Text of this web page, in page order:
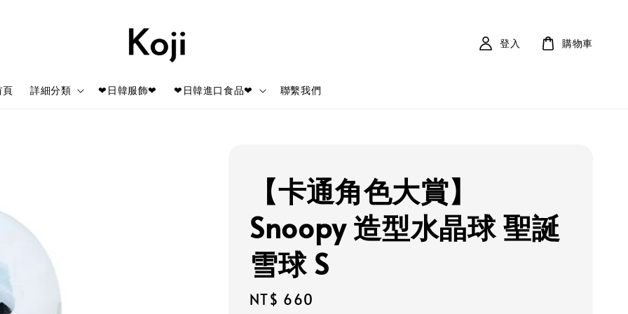
頁 詳細分類 ❤日韓服飾❤ ❤日韓進口食品❤ 聯繫我們
登入 購物車
【卡通角色大賞】
Snoopy 造型水晶球 聖誕
雪球 S
Regular
NT$ 660